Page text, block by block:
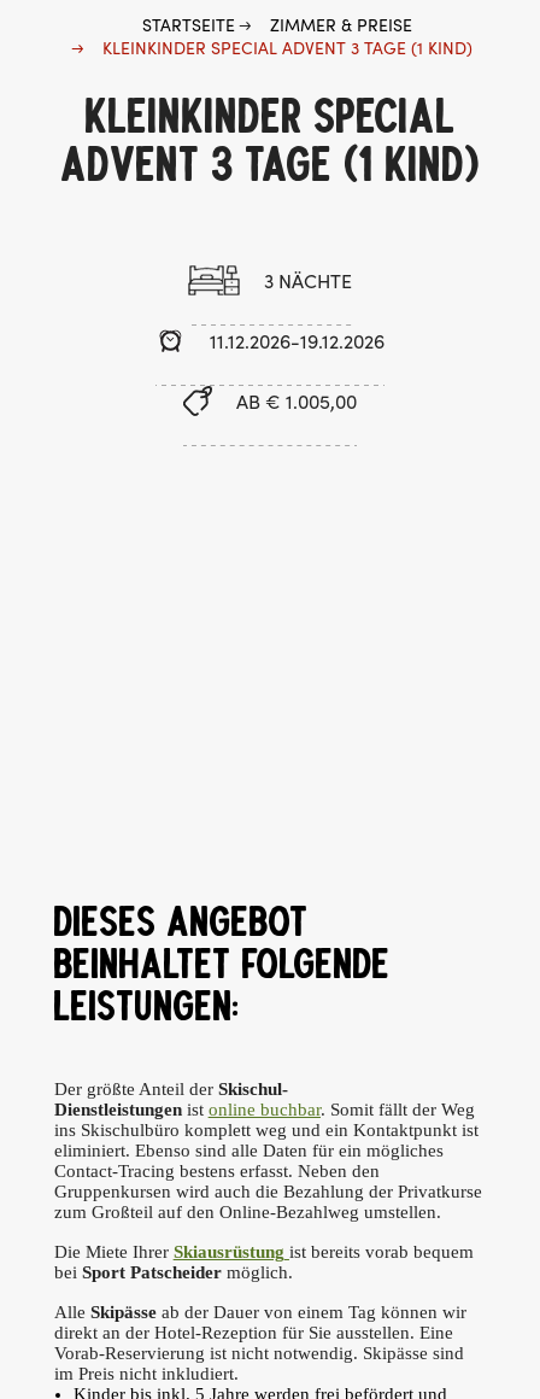
STARTSEITE
ZIMMER & PREISE
KLEINKINDER SPECIAL ADVENT 3 TAGE (1 KIND)
KLEINKINDER SPECIAL
ADVENT 3 TAGE (1 KIND)
3 NÄCHTE
11.12.2026-19.12.2026
AB € 1.005,00
DIESES ANGEBOT
BEINHALTET FOLGENDE
LEISTUNGEN:
Der größte Anteil der Skischul-
Dienstleistungen ist online buchbar. Somit fällt der Weg
ins Skischulbüro komplett weg und ein Kontaktpunkt ist
eliminiert. Ebenso sind alle Daten für ein mögliches
Contact-Tracing bestens erfasst. Neben den
Gruppenkursen wird auch die Bezahlung der Privatkurse
zum Großteil auf den Online-Bezahlweg umstellen.
Die Miete Ihrer Skiausrüstung ist bereits vorab bequem
bei Sport Patscheider möglich.
Alle Skipässe ab der Dauer von einem Tag können wir
direkt an der Hotel-Rezeption für Sie ausstellen. Eine
Vorab-Reservierung ist nicht notwendig. Skipässe sind
im Preis nicht inkludiert.
Kinder bis inkl. 5 Jahre werden frei befördert und